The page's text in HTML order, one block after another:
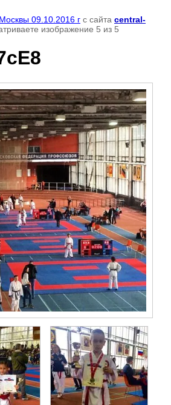
09.10.2016 г с сайта central-
изображение 5 из 5